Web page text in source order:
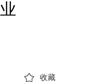
收藏